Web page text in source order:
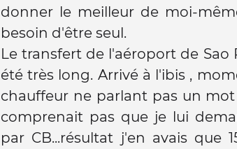
donner le meilleur de moi-
besoin d'être seul.
Le transfert de l'aéroport de Sao
été très long. Arrivé à l'ibis ,
chauffeur ne parlant pas un
comprenait pas que je lui
par CB...résultat j'en avais que